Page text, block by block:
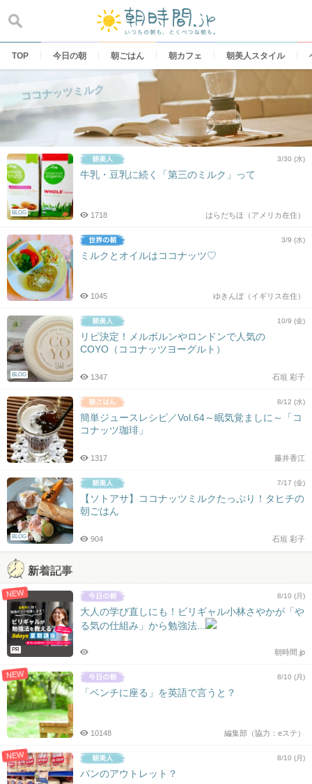
content
TOP 今日の朝 朝ごはん 朝カフェ 朝美人スタイル
ココナッツミルク
BLOG
3/30 (水)
牛乳・豆乳に続く「第三のミルク」って
はらだちほ（アメリカ在住）
1718
3/9 (水)
ミルクとオイルはココナッツ♡
ゆきんぼ（イギリス在住）
1045
BLOG
10/9 (金)
リピ決定！メルボルンやロンドンで人気の
COYO（ココナッツヨーグルト）
石垣 彩子
1347
8/12 (水)
簡単ジュースレシピ／Vol.64～眠気覚ましに～「コ
コナッツ珈琲」
藤井香江
1317
BLOG
7/17 (金)
【ソトアサ】ココナッツミルクたっぷり！タヒチの
朝ごはん
石垣 彩子
904
新着記事
NEW
PR
8/10 (月)
大人の学び直しにも！ビリギャル小林さやかが「や
る気の仕組み」から勉強法...
朝時間.jp
NEW 8/10 (月)
「ベンチに座る」を英語で言うと？
編集部（協力：eステ）
10148
NEW 8/10 (月)
パンのアウトレット？